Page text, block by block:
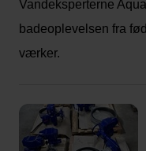
Vandeksperterne
badeoplevelsen fra
værker.